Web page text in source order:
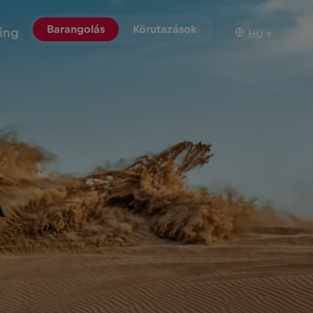
Barangolás Körutazások HU ▾